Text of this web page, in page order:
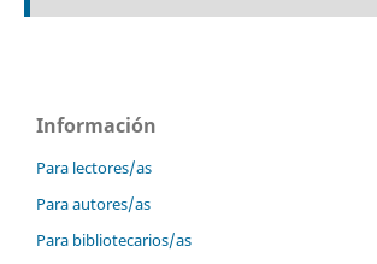
Información
Para lectores/as
Para autores/as
Para bibliotecarios/as